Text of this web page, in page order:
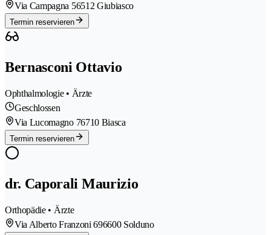
Via Campagna 56512 Giubiasco
Termin reservieren
Bernasconi Ottavio
Ophthalmologie • Ärzte
Geschlossen
Via Lucomagno 76710 Biasca
Termin reservieren
dr. Caporali Maurizio
Orthopädie • Ärzte
Via Alberto Franzoni 696600 Solduno